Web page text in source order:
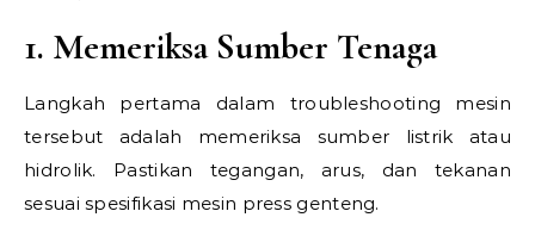
1. Memeriksa Sumber Tenaga
Langkah pertama dalam troubleshooting mesin
tersebut adalah memeriksa sumber listrik atau
hidrolik. Pastikan tegangan, arus, dan tekanan
sesuai spesifikasi mesin press genteng.